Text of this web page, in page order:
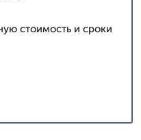
стоимость и сроки